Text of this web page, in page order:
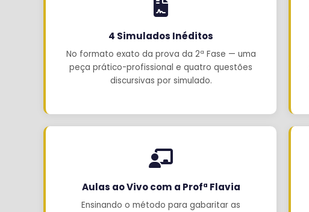
4 Simulados Inéditos
No formato exato da prova da 2ª Fase — uma
peça prático-profissional e quatro questões
discursivas por simulado.
Aulas ao Vivo com a Profª Flavia
Ensinando o método para gabaritar as